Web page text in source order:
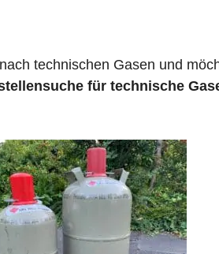
technischen Gasen und
für technische